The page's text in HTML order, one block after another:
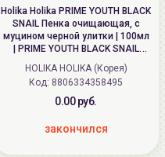
Holika Holika PRIME YOUTH BLACK
SNAIL Пенка очищающая, с
муцином черной улитки | 100мл
| PRIME YOUTH BLACK SNAIL
Cleansing Foam
HOLIKA HOLIKA (Корея)
Код: 8806334358495
0.00 руб.
закончился